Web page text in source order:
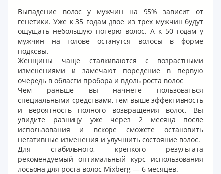
Выпадение волос у мужчин на 95% зависит от
генетики. Уже к 35 годам двое из трех мужчин будут
ощущать небольшую потерю волос. А к 50 годам у
мужчин на голове останутся волосы в форме
подковы.
Женщины чаще сталкиваются с возрастными
изменениями и замечают поредение в первую
очередь в области пробора и вдоль роста волос.
Чем раньше вы начнете пользоваться
специальными средствами, тем выше эффективность
и вероятность полного возвращения волос. Вы
увидите разницу уже через 2 месяца после
использования и вскоре сможете остановить
негативные изменения и улучшить состояние волос.
Для стабильного, крепкого результата
рекомендуемый оптимальный курс использования
лосьона для роста волос Mixberg — 6 месяцев.